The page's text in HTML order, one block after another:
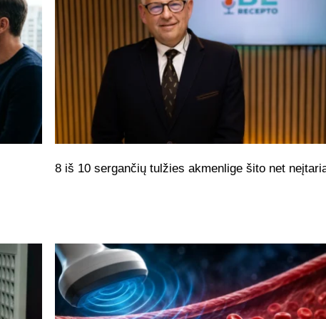
8 iš 10 sergančių tulžies akmenlige šito net